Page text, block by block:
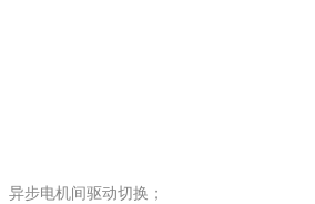
步电机间驱动切换；